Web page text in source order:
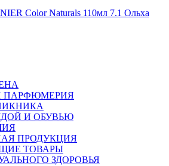
Color Naturals 110мл 7.1 Ольха
ПАРФЮМЕРИЯ
И ОБУВЬЮ
ПРОДУКЦИЯ
ТОВАРЫ
ЗДОРОВЬЯ